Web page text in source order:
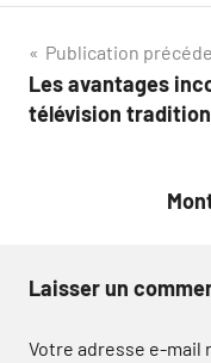
Navigation
de
Publication
Les avantages
télévision
Laisser un
Votre adresse e-mail